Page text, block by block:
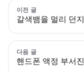
이전 글
갈색뱀을 멀리 던
다음 글
핸드폰 액정 부서